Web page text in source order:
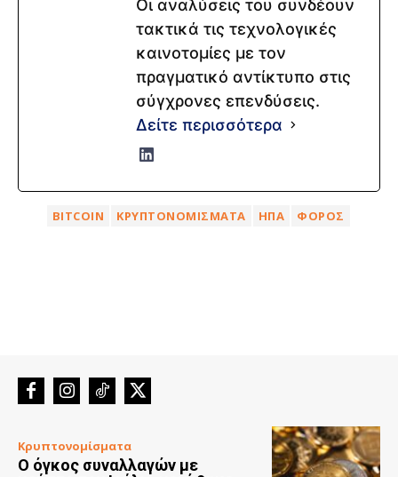
Οι αναλύσεις του συνδέουν
τακτικά τις τεχνολογικές
καινοτομίες με τον
πραγματικό αντίκτυπο στις
σύγχρονες επενδύσεις.
Δείτε περισσότερα
BITCOIN ΚΡΥΠΤΟΝΟΜΊΣΜΑΤΑ ΗΠΑ ΦΌΡΟΣ
Κρυπτονομίσματα
Ο όγκος συναλλαγών με